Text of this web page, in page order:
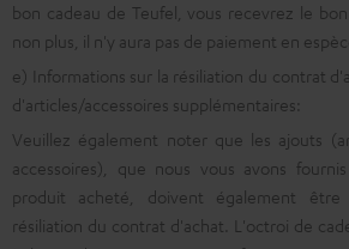
bon cadeau de Teufel, vous recevrez le
non plus, il n'y aura pas de paiement en
e) Informations sur la résiliation du contrat
d'articles/accessoires supplémentaires:
Veuillez également noter que les ajouts
accessoires), que nous vous avons
produit acheté, doivent également
résiliation du contrat d'achat. L'octroi de